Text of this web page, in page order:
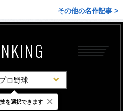
その他の名作記事 >
プロ野球
24時間 週間
を選択できます ×